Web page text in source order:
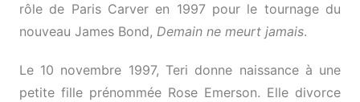
rôle de Paris Carver en 1997 pour le tournage du
nouveau James Bond, Demain ne meurt jamais.
Le 10 novembre 1997, Teri donne naissance à une
petite fille prénommée Rose Emerson. Elle divorce